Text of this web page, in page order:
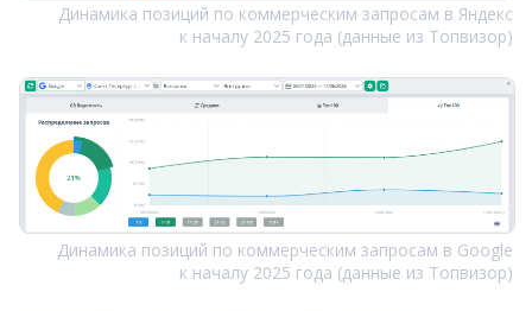
Динамика позиций по коммерческим запросам в Яндекс
к началу 2025 года (данные из Топвизор)
Динамика позиций по коммерческим запросам в Google
к началу 2025 года (данные из Топвизор)